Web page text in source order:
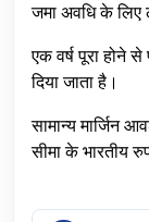
जमा अवधि के लिए
एक वर्ष पूरा होने
दिया जाता है।
सामान्य मार्जिन
सीमा के भारतीय